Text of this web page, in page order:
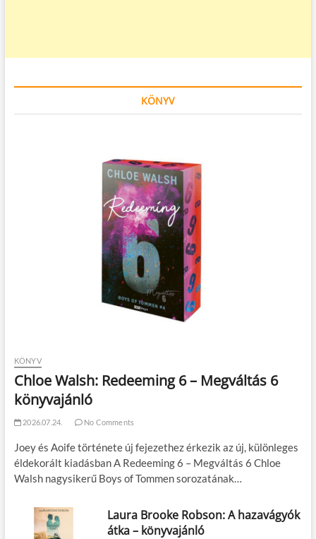
KÖNYV
KÖNYV
Chloe Walsh: Redeeming 6 – Megváltás 6
könyvajánló
2026.07.24. No Comments
Joey és Aoife története új fejezethez érkezik az új, különleges
éldekorált kiadásban A Redeeming 6 – Megváltás 6 Chloe
Walsh nagysikerű Boys of Tommen sorozatának…
Laura Brooke Robson: A hazavágyók
átka – könyvajánló